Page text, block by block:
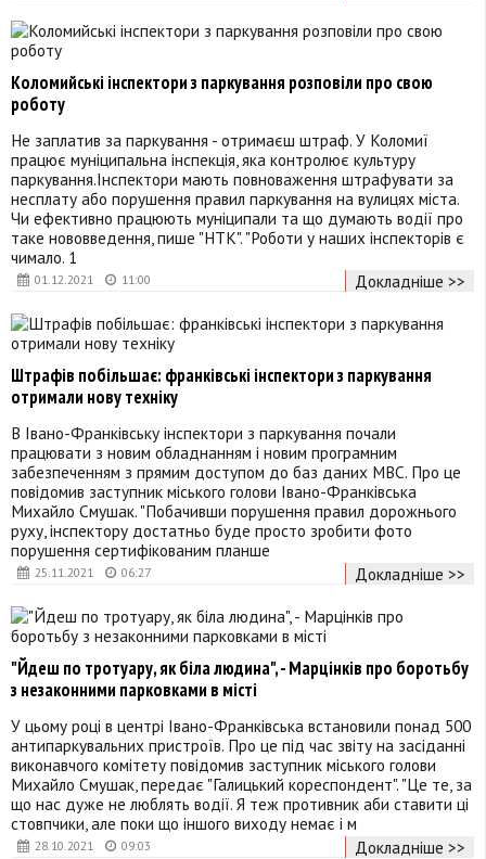
01.12.2021 11:00
Коломийські інспектори з паркування розповіли про свою
роботу
Не заплатив за паркування - отримаєш штраф. У Коломиї
працює муніципальна інспекція, яка контролює культуру
паркування.Інспектори мають повноваження штрафувати за
несплату або порушення правил паркування на вулицях міста.
Чи ефективно працюють муніципали та що думають водії про
таке нововведення, пише "НТК". "Роботи у наших інспекторів є
чимало. 1
Докладніше >>
25.11.2021 06:27
Штрафів побільшає: франківські інспектори з паркування
отримали нову техніку
В Івано-Франківську інспектори з паркування почали
працювати з новим обладнанням і новим програмним
забезпеченням з прямим доступом до баз даних МВС. Про це
повідомив заступник міського голови Івано-Франківська
Михайло Смушак. "Побачивши порушення правил дорожнього
руху, інспектору достатньо буде просто зробити фото
порушення сертифікованим планше
Докладніше >>
28.10.2021 09:03
"Йдеш по тротуару, як біла людина", - Марцінків про боротьбу
з незаконними парковками в місті
У цьому році в центрі Івано-Франківська встановили понад 500
антипаркувальних пристроїв. Про це під час звіту на засіданні
виконавчого комітету повідомив заступник міського голови
Михайло Смушак, передає "Галицький кореспондент". "Це те, за
що нас дуже не люблять водії. Я теж противник аби ставити ці
стовпчики, але поки що іншого виходу немає і м
Докладніше >>